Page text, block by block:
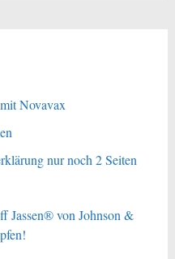
Novavax
nur noch 2 Seiten
Jassen® von Johnson &